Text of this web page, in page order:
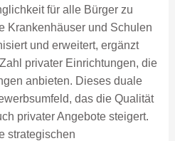
für alle Bürger zu
Krankenhäuser und Schulen
und erweitert, ergänzt
privater Einrichtungen, die
anbieten. Dieses duale
das die Qualität
privater Angebote steigert.
strategischen